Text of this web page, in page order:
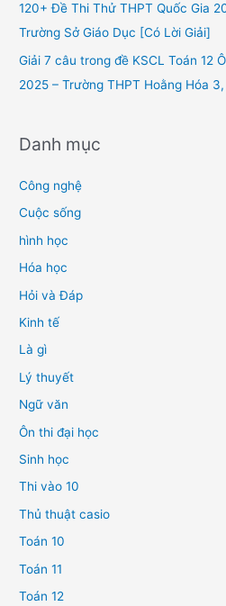
120+ Đề Thi Thử THPT Quốc Gia
Trường Sở Giáo Dục [Có Lời Giải]
Giải 7 câu trong đề KSCL Toán 12
2025 – Trường THPT Hoằng Hóa
Danh mục
Công nghệ
Cuộc sống
hình học
Hóa học
Hỏi và Đáp
Kinh tế
Là gì
Lý thuyết
Ngữ văn
Ôn thi đại học
Sinh học
Thi vào 10
Thủ thuật casio
Toán 10
Toán 11
Toán 12